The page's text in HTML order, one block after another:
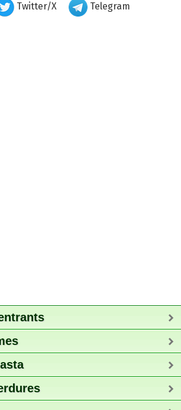
Twitter/X Telegram